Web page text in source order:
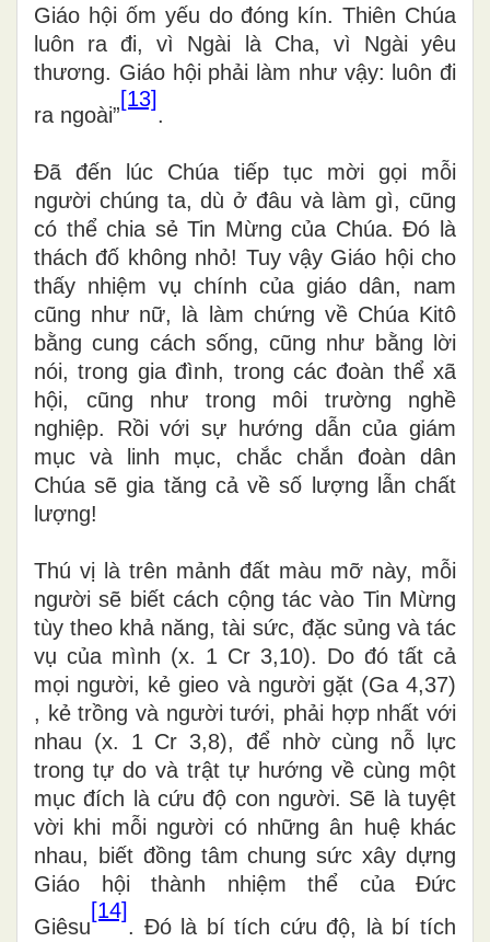
Giáo hội ốm yếu do đóng kín. Thiên Chúa
luôn ra đi, vì Ngài là Cha, vì Ngài yêu
thương. Giáo hội phải làm như vậy: luôn đi
ra ngoài”
[13]
.
Đã đến lúc Chúa tiếp tục mời gọi mỗi
người chúng ta, dù ở đâu và làm gì, cũng
có thể chia sẻ Tin Mừng của Chúa. Đó là
thách đố không nhỏ! Tuy vậy Giáo hội cho
thấy nhiệm vụ chính của giáo dân, nam
cũng như nữ, là làm chứng về Chúa Kitô
bằng cung cách sống, cũng như bằng lời
nói, trong gia đình, trong các đoàn thể xã
hội, cũng như trong môi trường nghề
nghiệp. Rồi với sự hướng dẫn của giám
mục và linh mục, chắc chắn đoàn dân
Chúa sẽ gia tăng cả về số lượng lẫn chất
lượng!
Thú vị là trên mảnh đất màu mỡ này, mỗi
người sẽ biết cách cộng tác vào Tin Mừng
tùy theo khả năng, tài sức, đặc sủng và tác
vụ của mình (x. 1 Cr 3,10). Do đó tất cả
mọi người, kẻ gieo và người gặt (Ga 4,37)
, kẻ trồng và người tưới, phải hợp nhất với
nhau (x. 1 Cr 3,8), để nhờ cùng nỗ lực
trong tự do và trật tự hướng về cùng một
mục đích là cứu độ con người. Sẽ là tuyệt
vời khi mỗi người có những ân huệ khác
nhau, biết đồng tâm chung sức xây dựng
Giáo hội thành nhiệm thể của Đức
Giêsu
[14]
. Đó là bí tích cứu độ, là bí tích